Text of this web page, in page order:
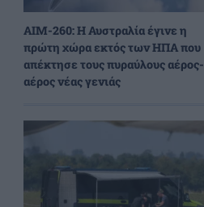
AIM-260: Η Αυστραλία έγινε η
πρώτη χώρα εκτός των ΗΠΑ που
απέκτησε τους πυραύλους αέρος-
αέρος νέας γενιάς